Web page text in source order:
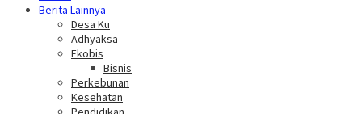
Berita Lainnya
Desa Ku
Adhyaksa
Ekobis
Bisnis
Perkebunan
Kesehatan